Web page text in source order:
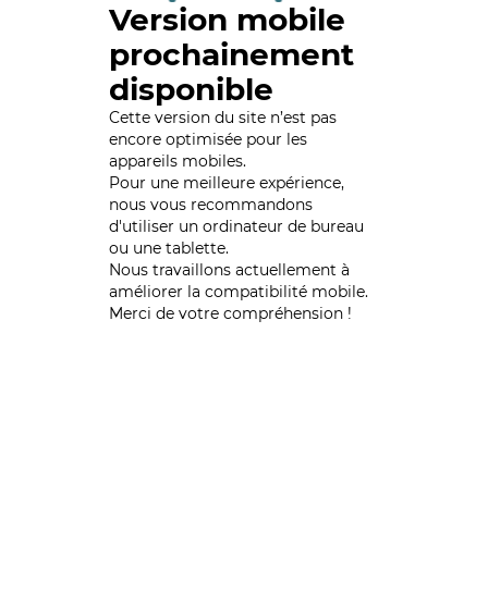
Version mobile
prochainement
disponible
Cette version du site n’est pas
encore optimisée pour les
appareils mobiles.
Pour une meilleure expérience,
nous vous recommandons
d'utiliser un ordinateur de bureau
ou une tablette.
Nous travaillons actuellement à
améliorer la compatibilité mobile.
Merci de votre compréhension !